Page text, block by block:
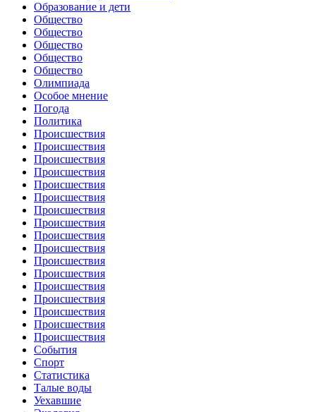
Образование и дети
Общество
Общество
Общество
Общество
Общество
Олимпиада
Особое мнение
Погода
Политика
Происшествия
Происшествия
Происшествия
Происшествия
Происшествия
Происшествия
Происшествия
Происшествия
Происшествия
Происшествия
Происшествия
Происшествия
Происшествия
Происшествия
Происшествия
Происшествия
Происшествия
События
Спорт
Статистика
Талые воды
Уехавшие